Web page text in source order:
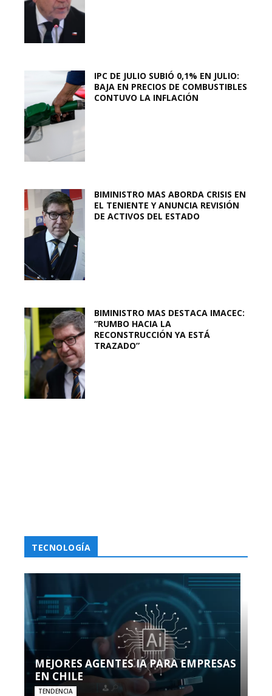
IPC DE JULIO SUBIÓ 0,1% EN JULIO:
BAJA EN PRECIOS DE COMBUSTIBLES
CONTUVO LA INFLACIÓN
BIMINISTRO MAS ABORDA CRISIS EN
EL TENIENTE Y ANUNCIA REVISIÓN
DE ACTIVOS DEL ESTADO
BIMINISTRO MAS DESTACA IMACEC:
“RUMBO HACIA LA
RECONSTRUCCIÓN YA ESTÁ
TRAZADO”
TECNOLOGÍA
MEJORES AGENTES IA PARA EMPRESAS
EN CHILE
TENDENCIA